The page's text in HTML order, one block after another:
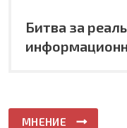
Битва за
МНЕНИЕ